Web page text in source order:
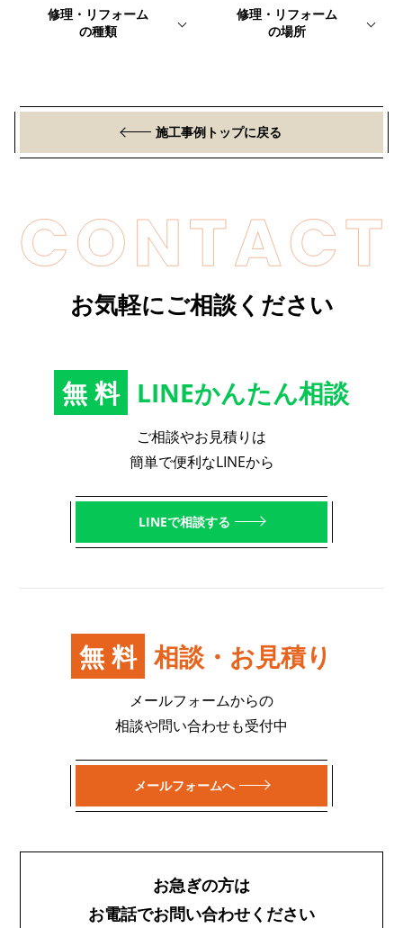
修理・リフォーム
の種類
修理・リフォーム
の場所
施工事例トップに戻る
お気軽にご相談ください
無料 LINEかんたん相談
ご相談やお見積りは
簡単で便利なLINEから
LINEで相談する
無料 相談・お見積り
メールフォームからの
相談や問い合わせも受付中
メールフォームへ
お急ぎの方は
お電話でお問い合わせください